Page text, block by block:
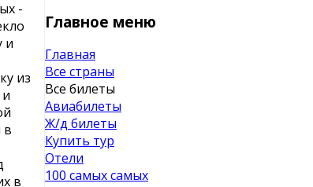
-
и
из
в
в
Главное меню
Главная
Все страны
Все билеты
Авиабилеты
Ж/д билеты
Купить тур
Отели
100 самых самых